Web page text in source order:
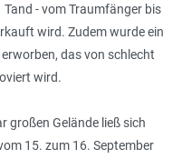
- vom Traumfänger bis
wird. Zudem wurde ein
das von schlecht
wird.
großen Gelände ließ sich
15. zum 16. September